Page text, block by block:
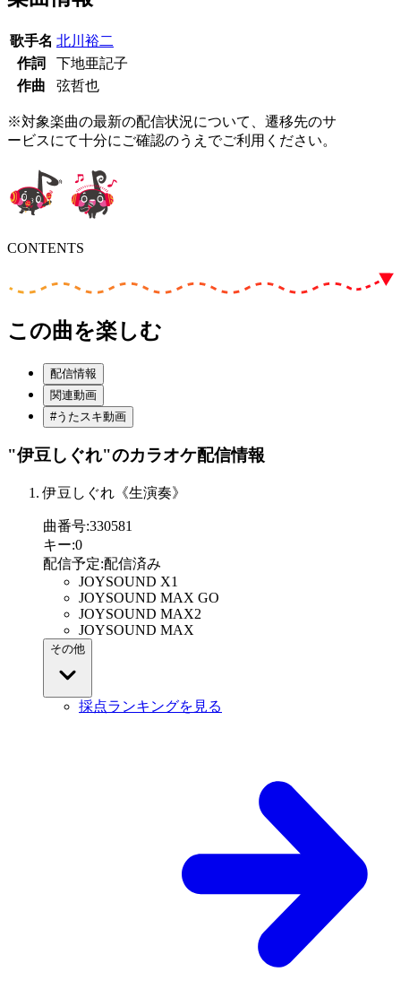
歌手名 北川裕二
作詞
下地亜記子
作曲
弦哲也
※対象楽曲の最新の配信状況について、遷移先のサ
ービスにて十分にご確認のうえでご利用ください。
CONTENTS
この曲を楽しむ
配信情報
関連動画
#うたスキ動画
"伊豆しぐれ"のカラオケ配信情報
伊豆しぐれ《生演奏》
曲番号:330581
キー:0
配信予定:配信済み
JOYSOUND X1
JOYSOUND MAX GO
JOYSOUND MAX2
JOYSOUND MAX
その他
採点ランキングを見る